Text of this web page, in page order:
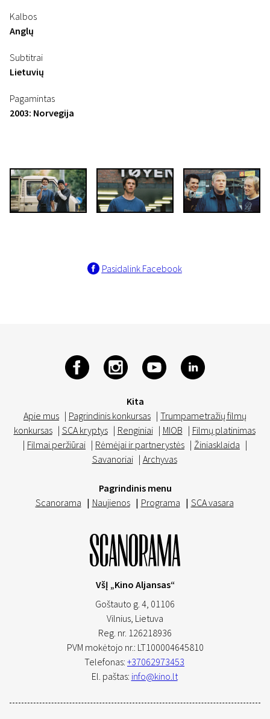
Kalbos
Anglų
Subtitrai
Lietuvių
Pagamintas
2003: Norvegija
Pasidalink Facebook
Kita
Apie mus | Pagrindinis konkursas | Trumpametražių filmų
konkursas | SCA kryptys | Renginiai | MIOB | Filmų platinimas
| Filmai peržiūrai | Rėmėjai ir partnerystės | Žiniasklaida |
Savanoriai | Archyvas
Pagrindinis menu
Scanorama | Naujienos | Programa | SCA vasara
VšĮ „Kino Aljansas“
Goštauto g. 4, 01106
Vilnius, Lietuva
Reg. nr. 126218936
PVM mokėtojo nr.: LT100004645810
Telefonas: +37062973453
El. paštas: info@kino.lt